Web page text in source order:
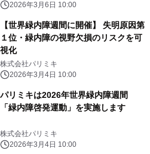
2026年3月6日 10:00
【世界緑内障週間に開催】 失明原因第
１位・緑内障の視野欠損のリスクを可
視化
株式会社パリミキ
2026年3月4日 10:00
パリミキは2026年世界緑内障週間
「緑内障啓発運動」を実施します
株式会社パリミキ
2026年3月4日 10:00